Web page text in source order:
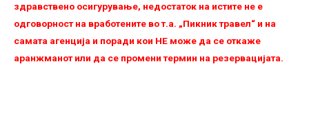
здравствено осигурување, недостаток на истите не е
одговорност на вработените во т.а. „Пикник травел“ и на
самата агенција и поради кои НЕ можe да се откаже
аранжманот или да се промени термин на резервацијата.